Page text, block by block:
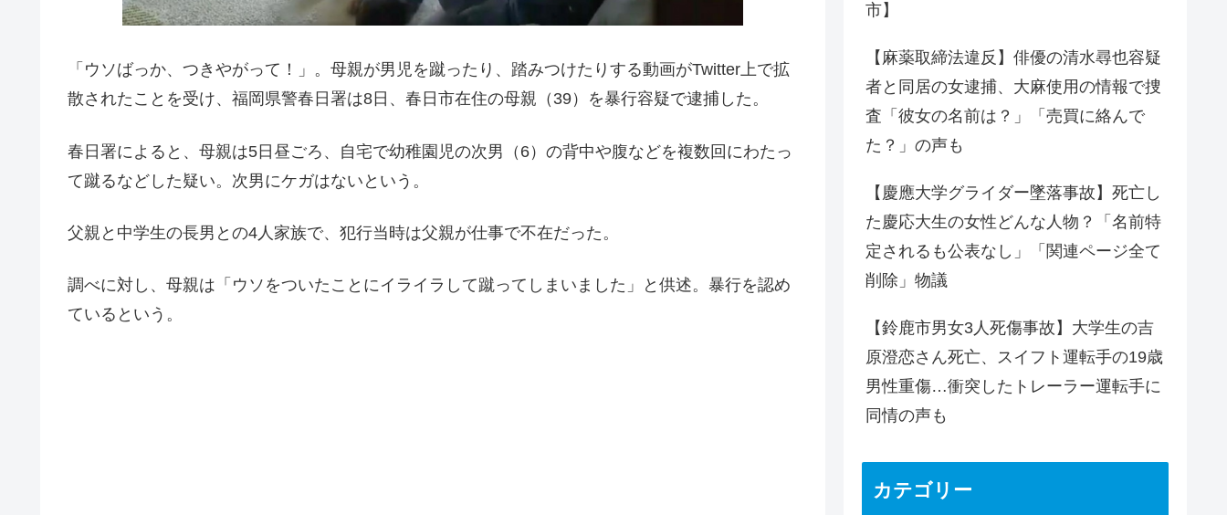
「ウソばっか、つきやがって！」。母親が男児を蹴ったり、踏みつけたりする動画がTwitter上で拡
散されたことを受け、福岡県警春日署は8日、春日市在住の母親（39）を暴行容疑で逮捕した。
春日署によると、母親は5日昼ごろ、自宅で幼稚園児の次男（6）の背中や腹などを複数回にわたっ
て蹴るなどした疑い。次男にケガはないという。
父親と中学生の長男との4人家族で、犯行当時は父親が仕事で不在だった。
調べに対し、母親は「ウソをついたことにイライラして蹴ってしまいました」と供述。暴行を認め
ているという。
市】
【麻薬取締法違反】俳優の清水尋也容疑
者と同居の女逮捕、大麻使用の情報で捜
査「彼女の名前は？」「売買に絡んで
た？」の声も
【慶應大学グライダー墜落事故】死亡し
た慶応大生の女性どんな人物？「名前特
定されるも公表なし」「関連ページ全て
削除」物議
【鈴鹿市男女3人死傷事故】大学生の吉
原澄恋さん死亡、スイフト運転手の19歳
男性重傷…衝突したトレーラー運転手に
同情の声も
カテゴリー